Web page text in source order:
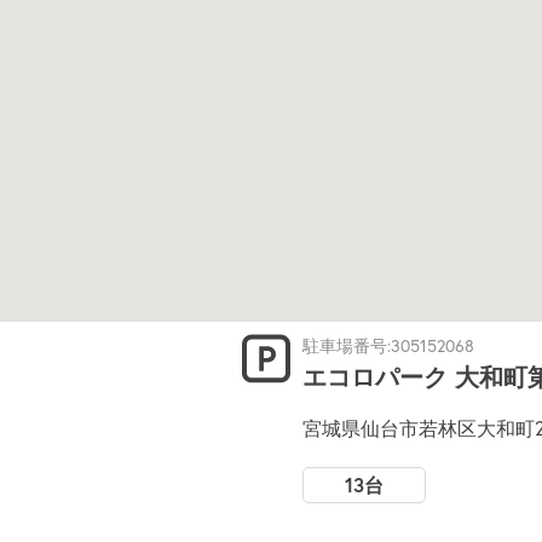
駐車場番号:305152068
エコロパーク 大和町
宮城県仙台市若林区大和町
13台